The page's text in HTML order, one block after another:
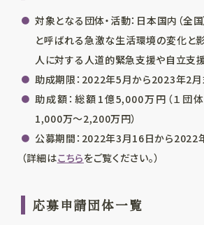
対象となる団体・活動：日本国内（全
と呼ばれる急激な生活環境の変化と
人に対する人道的緊急支援や自立支
助成期限：2022年5月から2023年2月
助成額：総額1億5,000万円（１団
1,000万～2,200万円）
公募期間：2022年3月16日から2022
（詳細はこちらをご覧ください。）
応募申請団体一覧